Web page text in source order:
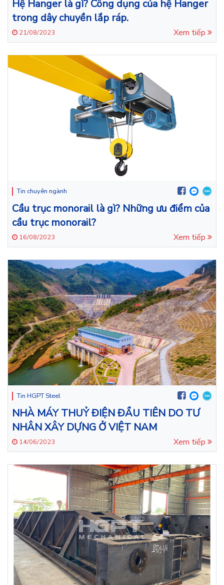
Hệ Hanger là gì? Công dụng của hệ Hanger
trong dây chuyền lắp ráp.
21/08/2023 Xem tiếp
Tin chuyên ngành
Cầu trục monorail là gì? Những ưu điểm của
cầu trục monorail?
16/08/2023 Xem tiếp
Tin HGPT Steel
NHÀ MÁY THUỶ ĐIỆN ĐẦU TIÊN DO TƯ
NHÂN XÂY DỰNG Ở VIỆT NAM
14/06/2023 Xem tiếp